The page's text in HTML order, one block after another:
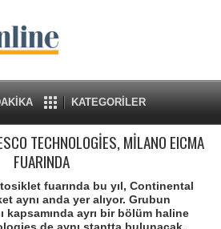
KATEGORİLER
TECHNOLOGİES, MİLANO EICMA
FUARINDA
fuarında bu yıl, Continental
aynı anda yer alıyor. Grubun
kapsamında ayrı bir bölüm haline